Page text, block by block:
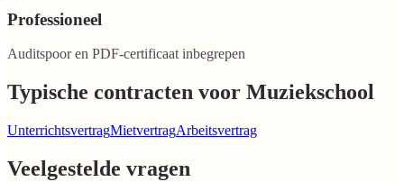
Professioneel
Auditspoor en PDF-certificaat inbegrepen
Typische contracten voor Muziekschool
UnterrichtsvertragMietvertragArbeitsvertrag
Veelgestelde vragen